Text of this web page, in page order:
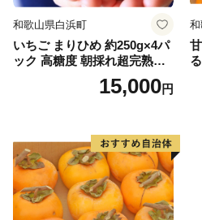
和歌山県白浜町
いちご まりひめ 約250g×4パ
ック 高糖度 朝採れ超完熟ま
りひめ 1月以降発送分
15,000円